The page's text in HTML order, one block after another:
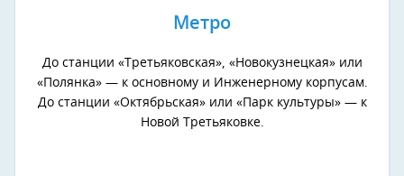
Метро
До станции «Третьяковская», «Новокузнецкая» или
«Полянка» — к основному и Инженерному корпусам.
До станции «Октябрьская» или «Парк культуры» — к
Новой Третьяковке.